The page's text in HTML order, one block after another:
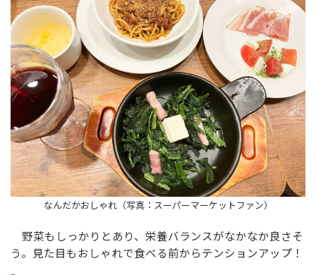
なんだかおしゃれ（写真：スーパーマーケットファン）
野菜もしっかりとあり、栄養バランスがなかなか良さそ
う。見た目もおしゃれで食べる前からテンションアップ！